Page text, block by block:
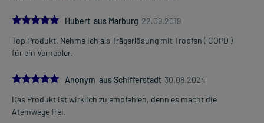
5.0
Hubert aus Marburg 22.09.2019
Top Produkt. Nehme ich als Trägerlösung mit Tropfen ( COPD )
für ein Vernebler.
5.0Anonym aus Schifferstadt 30.08.2024
Das Produkt ist wirklich zu empfehlen, denn es macht die
Atemwege frei.